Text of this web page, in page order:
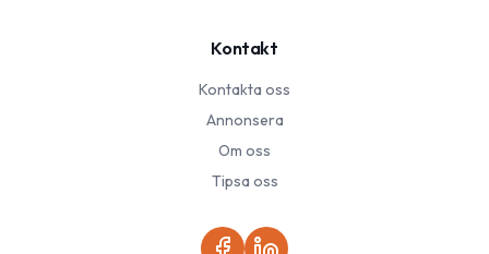
Kontakt
Kontakta oss
Annonsera
Om oss
Tipsa oss